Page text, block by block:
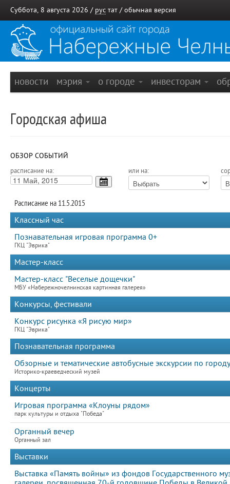
Суббота, 8 августа 2026 / рус тат / обычная версия
новости мэрия о городе инвесторам
Городская афиша
ОБЗОР СОБЫТИЙ
расписание на: или на:
Расписание на 11.5.2015
Классный час
Познавательная игровая программа 0+
ГКЦ "Эврика"
Мастер-класс
Мастер-класс "Веселые дощечки"
МБУ «Набережночелнинская картинная галерея»
Конкурсы, фестивали
Конкурс рисунка «Я рисую мир»
ГКЦ "Эврика"
Познавательная программа
Обзорные и тематические автобусные экскурсии по
Историко-краеведческий музей
Концерты
Игровая программа «Клоуны рядом»
парк культуры и отдыха "Победа"
Органный вечер
Органный зал
Выставки
Выставка «Память войны» из фондов Государственного